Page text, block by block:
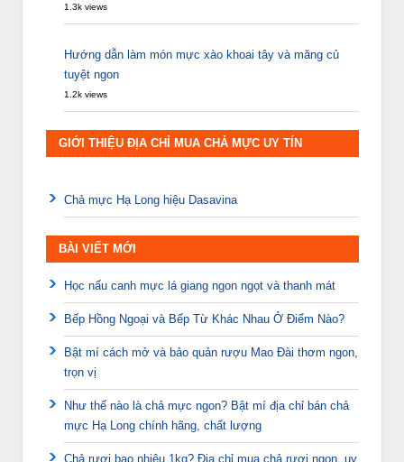
1.3k views
Hướng dẫn làm món mực xào khoai tây và măng củ
tuyệt ngon
1.2k views
GIỚI THIỆU ĐỊA CHỈ MUA CHẢ MỰC UY TÍN
Chả mực Hạ Long hiệu Dasavina
BÀI VIẾT MỚI
Học nấu canh mực lá giang ngon ngọt và thanh mát
Bếp Hồng Ngoại và Bếp Từ Khác Nhau Ở Điểm Nào?
Bật mí cách mở và bảo quản rượu Mao Đài thơm ngon,
trọn vị
Như thế nào là chả mực ngon? Bật mí địa chỉ bán chả
mực Hạ Long chính hãng, chất lượng
Chả rươi bao nhiêu 1kg? Địa chỉ mua chả rươi ngon, uy